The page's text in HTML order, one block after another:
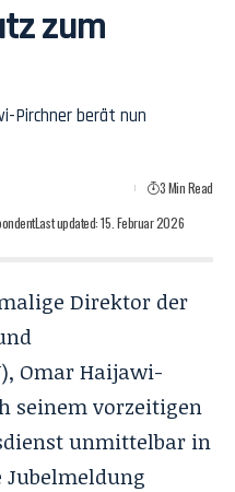
zum
Pirchner berät nun
Last updated: 15. Februar 2026
3 Min Read
Direktor der
Omar Haijawi-
seinem vorzeitigen
unmittelbar in